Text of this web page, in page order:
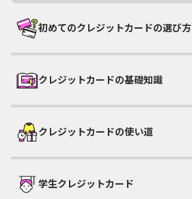
初めてのクレジットカードの選び方
クレジットカードの基礎知識
クレジットカードの使い道
学生クレジットカード